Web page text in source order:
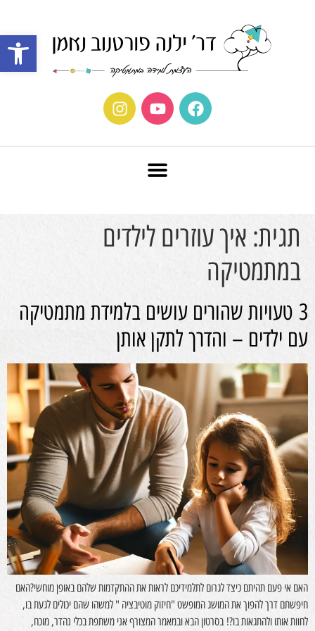
פתח
תגית: איך עוזרים לילדים
במתמטיקה
3 טעויות שהורים עושים בלמידת מתמטיקה
עם ילדים – והדרך לתקן אותן
האם אי פעם תהיתם כיצד לגרום לתלמידיכם לראות את ההתקדמות שלהם באופן מוחשי?האם
חיפשתם דרך להפוך את המושג המופשט "חיזוק מוטיבציה " למשהו שהם יכולים לגעת בו,
לחוות אותו ולהתגאות בו?! בסרטון הבא ובמאמר המצורף אני משתפת בכלי נהדר, מוכח,